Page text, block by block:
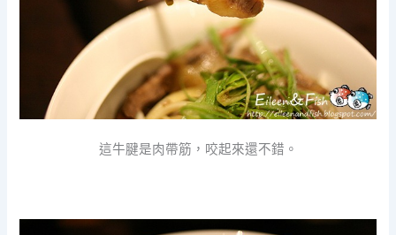
這牛腱是肉帶筋，咬起來還不錯。